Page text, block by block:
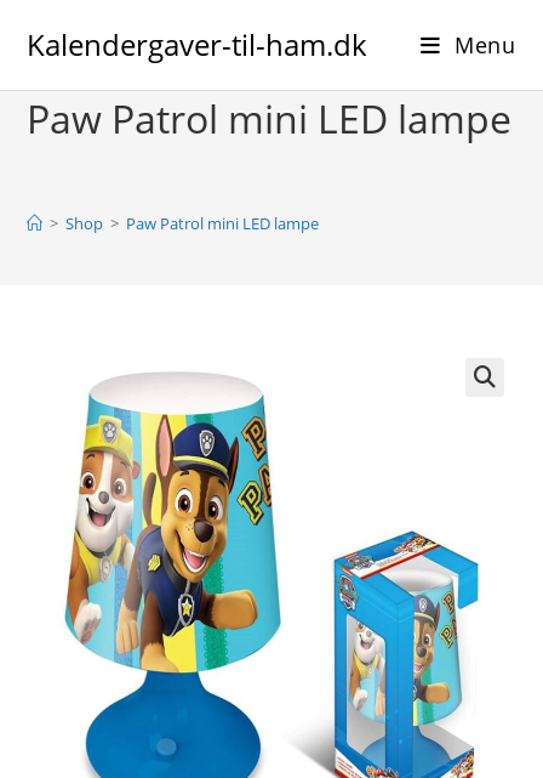
Kalendergaver-til-ham.dk Menu
Paw Patrol mini LED lampe
> Shop > Paw Patrol mini LED lampe